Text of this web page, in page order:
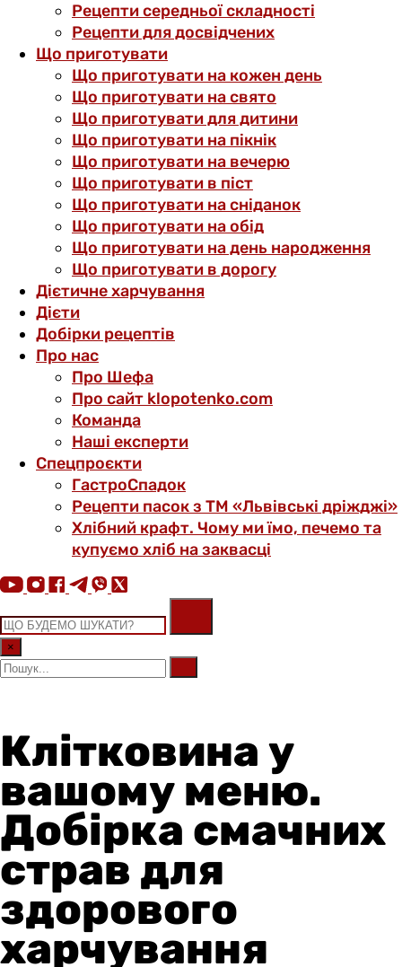
Рецепти середньої складності
Рецепти для досвідчених
Що приготувати
Що приготувати на кожен день
Що приготувати на свято
Що приготувати для дитини
Що приготувати на пікнік
Що приготувати на вечерю
Що приготувати в піст
Що приготувати на сніданок
Що приготувати на обід
Що приготувати на день народження
Що приготувати в дорогу
Дієтичне харчування
Дієти
Добірки рецептів
Про нас
Про Шефа
Про сайт klopotenko.com
Команда
Наші експерти
Спецпроєкти
ГастроСпадок
Рецепти пасок з ТМ «Львівські дріжджі»
Хлібний крафт. Чому ми їмо, печемо та
купуємо хліб на заквасці
×
Клітковина у
вашому меню.
Добірка смачних
страв для
здорового
харчування